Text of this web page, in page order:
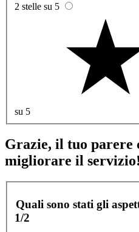
2 stelle su 5
su 5
Grazie, il tuo parere
migliorare il servizio!
Quali sono stati gli
1/2